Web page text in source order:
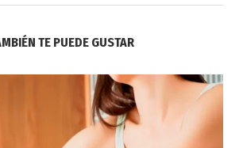
TE PUEDE GUSTAR